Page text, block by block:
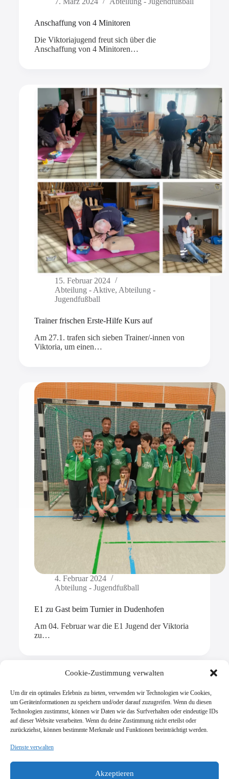
Cookie-Zustimmung verwalten
Um dir ein optimales Erlebnis zu bieten, verwenden wir Technologien wie Cookies,
um Geräteinformationen zu speichern und/oder darauf zuzugreifen. Wenn du diesen
Technologien zustimmst, können wir Daten wie das Surfverhalten oder eindeutige IDs
auf dieser Website verarbeiten. Wenn du deine Zustimmung nicht erteilst oder
zurückziehst, können bestimmte Merkmale und Funktionen beeinträchtigt werden.
Dienste verwalten
Akzeptieren
Anschaffung von 4 Minitoren
Die Viktoriajugend freut sich über die
Anschaffung von 4 Minitoren…
15. Februar 2024
Abteilung - Aktive, Abteilung -
Jugendfußball
Trainer frischen Erste-Hilfe Kurs auf
Am 27.1. trafen sich sieben Trainer/-innen von
Viktoria, um einen…
4. Februar 2024
Abteilung - Jugendfußball
E1 zu Gast beim Turnier in Dudenhofen
Am 04. Februar war die E1 Jugend der Viktoria
zu…
Mehr laden
SV Viktoria Klein-Zimmern 1945 e.V.